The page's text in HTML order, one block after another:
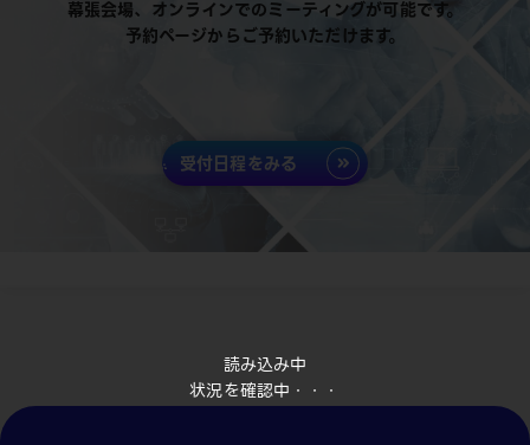
読み込み中
状況を確認中・・・
幕張会場、オンラインでのミーティングが可能です。
予約ページからご予約いただけます。
受付日程をみる